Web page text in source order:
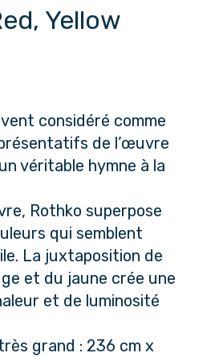
Yellow
considéré comme
de l’œuvre
véritable hymne à la
Rothko superpose
qui semblent
La juxtaposition de
et du jaune crée une
et de luminosité
grand : 236 cm x